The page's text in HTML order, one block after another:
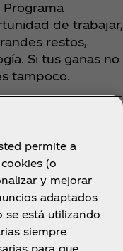
Programa
de trabajar,
restos,
Si tus ganas no
tampoco.
disponibles
una candidatura
Además,
permite a
(o
y mejorar
adaptados
se está utilizando
siempre
para que